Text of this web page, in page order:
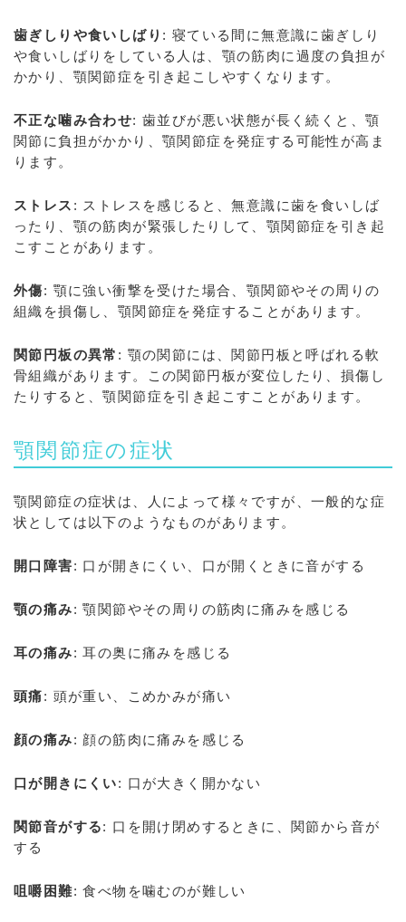
歯ぎしりや食いしばり : 寝ている間に無意識に歯ぎしり
や食いしばりをしている人は、顎の筋肉に過度の負担が
かかり、顎関節症を引き起こしやすくなります。
不正な噛み合わせ: 歯並びが悪い状態が長く続くと、顎
関節に負担がかかり、顎関節症を発症する可能性が高ま
ります。
ストレス : ストレスを感じると、無意識に歯を食いしば
ったり、顎の筋肉が緊張したりして、顎関節症を引き起
こすことがあります。
外傷: 顎に強い衝撃を受けた場合、顎関節やその周りの
組織を損傷し、顎関節症を発症することがあります。
関節円板の異常 : 顎の関節には、関節円板と呼ばれる軟
骨組織があります。この関節円板が変位したり、損傷し
たりすると、顎関節症を引き起こすことがあります。
顎関節症の症状
顎関節症の症状は、人によって様々ですが、一般的な症
状としては以下のようなものがあります。
開口障害: 口が開きにくい、口が開くときに音がする
顎の痛み: 顎関節やその周りの筋肉に痛みを感じる
耳の痛み: 耳の奥に痛みを感じる
頭痛: 頭が重い、こめかみが痛い
顔の痛み: 顔の筋肉に痛みを感じる
口が開きにくい: 口が大きく開かない
関節音がする: 口を開け閉めするときに、関節から音が
する
咀嚼困難: 食べ物を噛むのが難しい